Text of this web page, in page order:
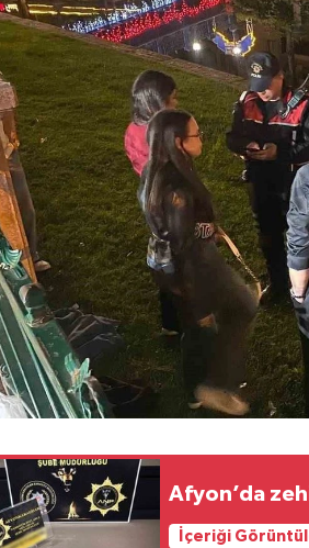
Afyon’da
İçeriği